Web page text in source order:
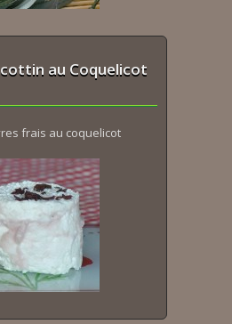
au Coquelicot
frais au coquelicot